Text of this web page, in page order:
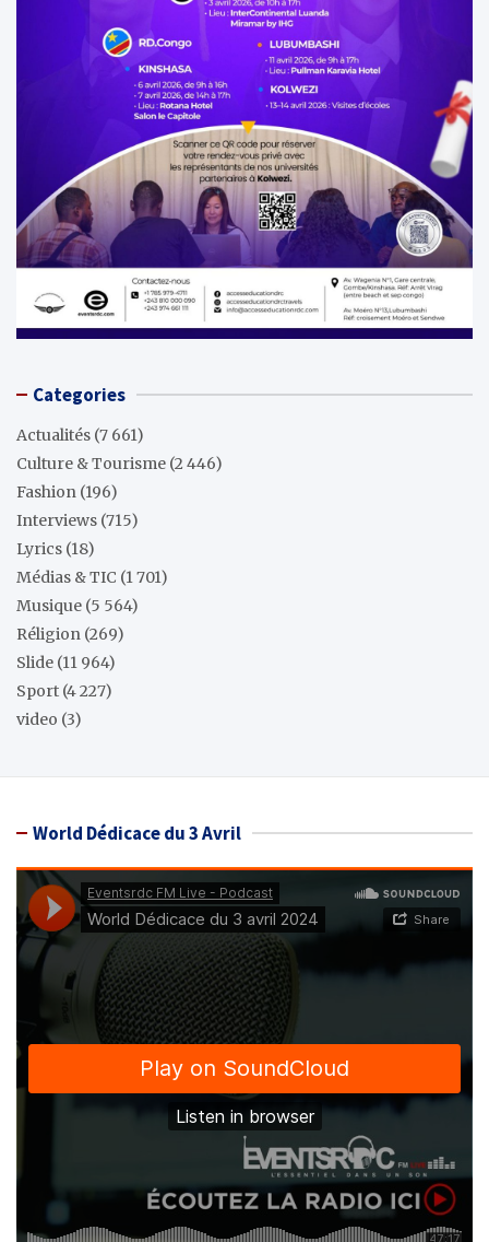
Categories
Actualités (7 661)
Culture & Tourisme (2 446)
Fashion (196)
Interviews (715)
Lyrics (18)
Médias & TIC (1 701)
Musique (5 564)
Réligion (269)
Slide (11 964)
Sport (4 227)
video (3)
World Dédicace du 3 Avril